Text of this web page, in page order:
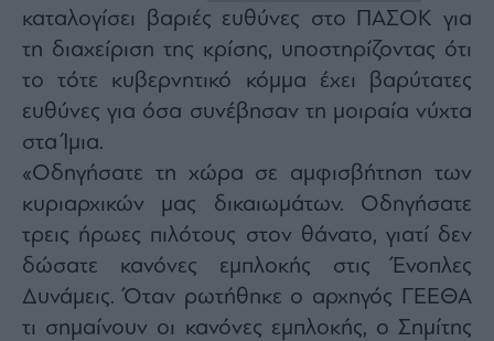
any
This
site
protected
reCAPTCHA
the
Google
Privacy
Policy
Terms
Service
apply.
καταλογίσει βαριές ευθύνες στο ΠΑΣΟΚ για
τη διαχείριση της κρίσης, υποστηρίζοντας ότι
το τότε κυβερνητικό κόμμα έχει βαρύτατες
ευθύνες για όσα συνέβησαν τη μοιραία νύχτα
στα Ίμια.
«Οδηγήσατε τη χώρα σε αμφισβήτηση των
κυριαρχικών μας δικαιωμάτων. Οδηγήσατε
τρεις ήρωες πιλότους στον θάνατο, γιατί δεν
δώσατε κανόνες εμπλοκής στις Ένοπλες
Δυνάμεις. Όταν ρωτήθηκε ο αρχηγός ΓΕΕΘΑ
τι σημαίνουν οι κανόνες εμπλοκής, ο Σημίτης